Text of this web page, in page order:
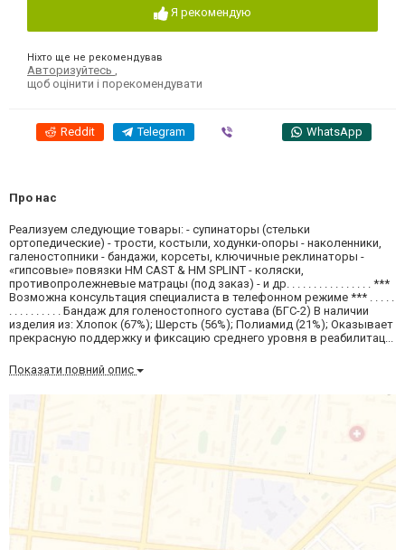
Я рекомендую
Ніхто ще не рекомендував
Авторизуйтесь
щоб оцінити і порекомендувати
Reddit Telegram WhatsApp
Про нас
Реализуем следующие товары: - супинаторы (стельки
ортопедические) - трости, костыли, ходунки-опоры - наколенники,
галеностопники - бандажи, корсеты, ключичные реклинаторы -
«гипсовые» повязки HM CAST & HM SPLINT - коляски,
противопролежневые матрацы (под заказ) - и др. . . . . . . . . . . . . . . . ***
Возможна консультация специалиста в телефонном режиме *** . . . . .
. . . . . . . . . . Бандаж для голеностопного сустава (БГС-2) В наличии
изделия из: Хлопок (67%); Шерсть (56%); Полиамид (21%); Оказывает
прекрасную поддержку и фиксацию среднего уровня в реабилитац...
Показати повний опис